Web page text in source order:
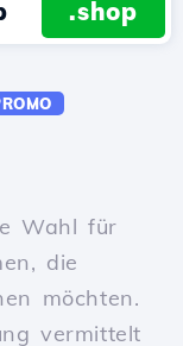
.shop
Wahl für
die
möchten.
vermittelt